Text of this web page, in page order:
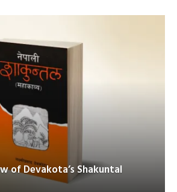
of Devakota’s Shakuntal